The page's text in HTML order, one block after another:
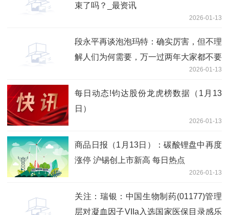
束了吗？_最资讯
2026-01-13
段永平再谈泡泡玛特：确实厉害，但不理
解人们为何需要，万一过两年大家都不要
2026-01-13
每日动态!钧达股份龙虎榜数据（1月13
日）
2026-01-13
商品日报（1月13日）：碳酸锂盘中再度
涨停 沪锡创上市新高 每日热点
2026-01-13
关注：瑞银：中国生物制药(01177)管理
层对凝血因子VIIa入选国家医保目录感乐